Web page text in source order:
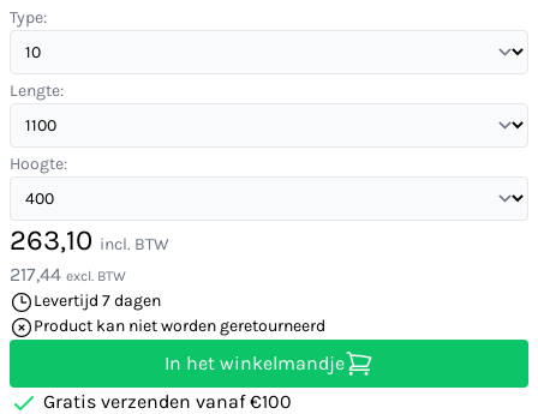
Type:
Lengte:
Hoogte:
263,10 incl. BTW
217,44 excl. BTW
Levertijd 7 dagen
Product kan niet worden geretourneerd
In het winkelmandje
Gratis verzenden vanaf €100